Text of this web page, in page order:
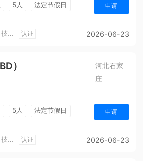
5人
法定节假日
申请
河北众杰网络科技有限公司 认证 2026-06-23
）
河北石家
庄
5人
法定节假日
申请
河北众杰网络科技有限公司 认证 2026-06-23